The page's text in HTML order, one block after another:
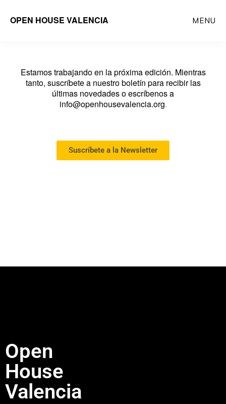
OPEN HOUSE VALENCIA MENU
Estamos trabajando en la próxima edición. Mientras
tanto, suscríbete a nuestro boletín para recibir las
últimas novedades o escríbenos a
info@openhousevalencia.org.
Suscríbete a la Newsletter
Open
House
Valencia